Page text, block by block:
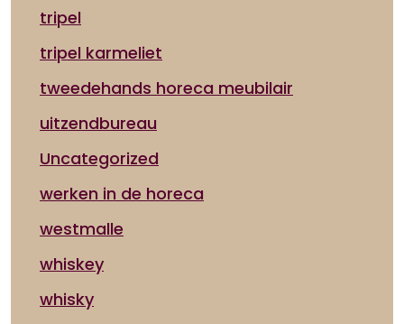
tripel
tripel karmeliet
tweedehands horeca meubilair
uitzendbureau
Uncategorized
werken in de horeca
westmalle
whiskey
whisky